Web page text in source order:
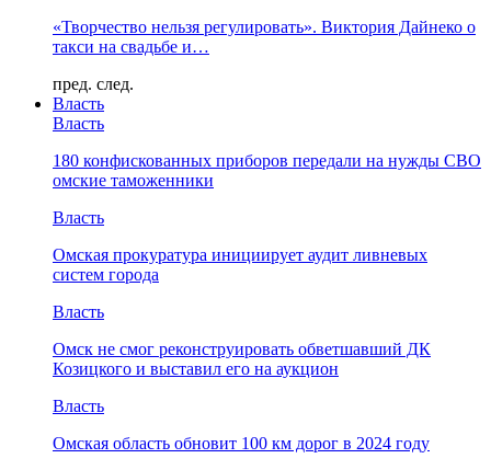
«Творчество нельзя регулировать». Виктория Дайнеко о
такси на свадьбе и…
пред. след.
Власть
Власть
180 конфискованных приборов передали на нужды СВО
омские таможенники
Власть
Омская прокуратура инициирует аудит ливневых
систем города
Власть
Омск не смог реконструировать обветшавший ДК
Козицкого и выставил его на аукцион
Власть
Омская область обновит 100 км дорог в 2024 году